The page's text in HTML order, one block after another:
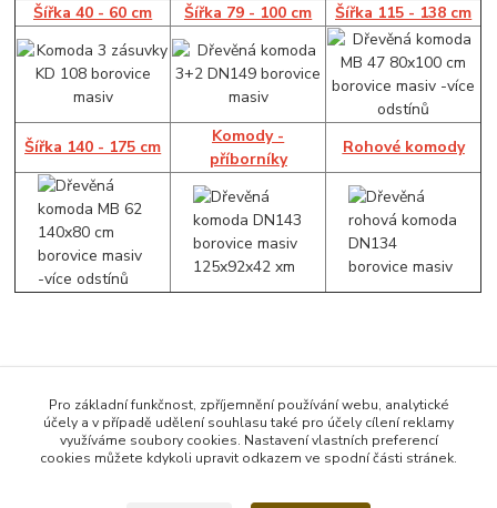
Šířka 40 - 60 cm Šířka 79 - 100 cm Šířka 115 - 138 cm
Šířka 140 - 175 cm
Komody -
příborníky
Rohové komody
Zboží zařazeno v kategoriích
Komody
Pro základní funkčnost, zpříjemnění používání webu, analytické
účely a v případě udělení souhlasu také pro účely cílení reklamy
využíváme soubory cookies. Nastavení vlastních preferencí
cookies můžete kdykoli upravit odkazem ve spodní části stránek.